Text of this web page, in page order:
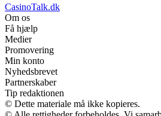
CasinoTalk.dk
Om os
Få hjælp
Medier
Promovering
Min konto
Nyhedsbrevet
Partnerskaber
Tip redaktionen
© Dette materiale må ikke kopieres.